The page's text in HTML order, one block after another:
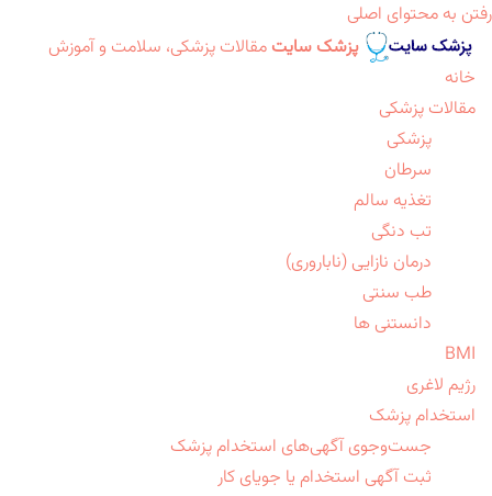
رفتن به محتوای اصلی
پزشک سایت مقالات پزشکی، سلامت و آموزش
خانه
مقالات پزشکی
پزشکی
سرطان
تغذیه سالم
تب دنگی
درمان نازایی (ناباروری)
طب سنتی
دانستنی ها
BMI
رژیم لاغری
استخدام پزشک
جست‌وجوی آگهی‌های استخدام پزشک
ثبت آگهی استخدام یا جویای کار